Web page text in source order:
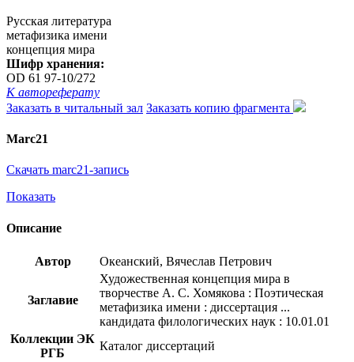
Русская литература
метафизика имени
концепция мира
Шифр хранения:
OD 61 97-10/272
К автореферату
Заказать в читальный зал Заказать копию фрагмента
Marc21
Скачать marc21-запись
Показать
Описание
Автор Океанский, Вячеслав Петрович
Заглавие
Художественная концепция мира в
творчестве А. С. Хомякова : Поэтическая
метафизика имени : диссертация ...
кандидата филологических наук : 10.01.01
Коллекции ЭК
РГБ
Каталог диссертаций